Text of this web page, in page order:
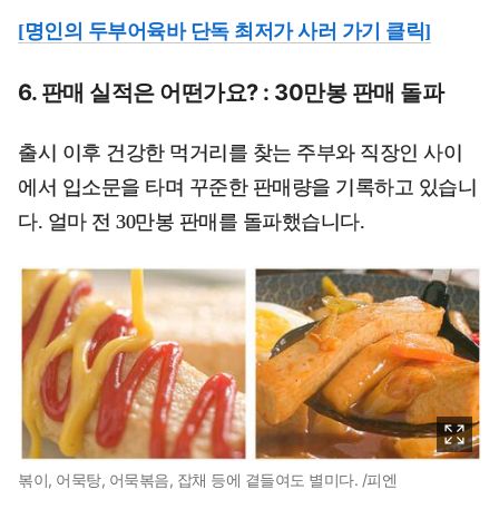
[명인의 두부어육바 단독 최저가 사러 가기 클릭]
6. 판매 실적은 어떤가요? : 30만봉 판매 돌파
출시 이후 건강한 먹거리를 찾는 주부와 직장인 사이
에서 입소문을 타며 꾸준한 판매량을 기록하고 있습니
다. 얼마 전 30만봉 판매를 돌파했습니다.
볶이, 어묵탕, 어묵볶음, 잡채 등에 곁들여도 별미다. /피엔